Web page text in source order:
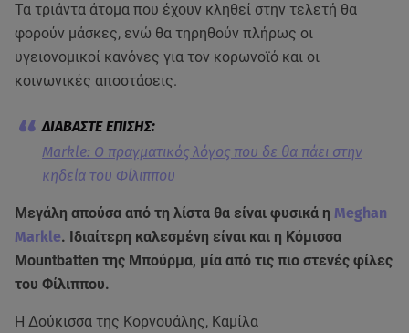
Τα τριάντα άτομα που έχουν κληθεί στην τελετή θα
φορούν μάσκες, ενώ θα τηρηθούν πλήρως οι
υγειονομικοί κανόνες για τον κορωνοϊό και οι
κοινωνικές αποστάσεις.
Markle: Ο πραγματικός λόγος που δε θα πάει στην
κηδεία του Φίλιππου
Μεγάλη απούσα από τη λίστα θα είναι φυσικά η Meghan
Markle. Ιδιαίτερη καλεσμένη είναι και η Κόμισσα
Mountbatten της Μπούρμα, μία από τις πιο στενές φίλες
του Φίλιππου.
Η Δούκισσα της Κορνουάλης, Καμίλα